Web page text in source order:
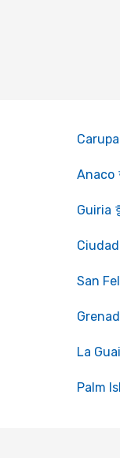
Anaco
Guiria
San
La
Palm